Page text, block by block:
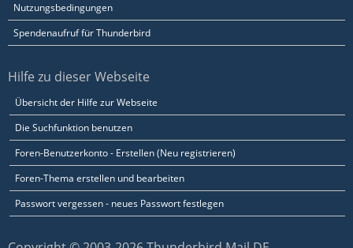
Nutzungsbedingungen
Spendenaufruf für Thunderbird
Hilfe zu dieser Webseite
Übersicht der Hilfe zur Webseite
Die Suchfunktion benutzen
Foren-Benutzerkonto - Erstellen (Neu registrieren)
Foren-Thema erstellen und bearbeiten
Passwort vergessen - neues Passwort festlegen